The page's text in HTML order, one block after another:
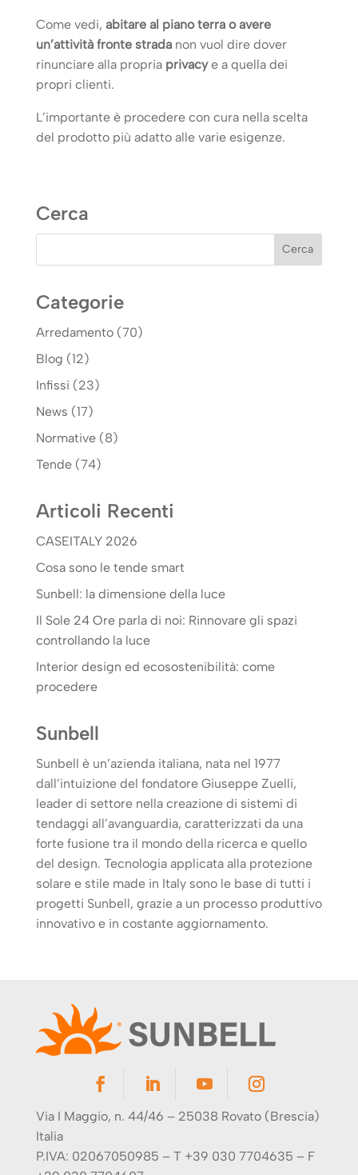
Come vedi, abitare al piano terra o avere
un’attività fronte stradanon vuol dire dover
rinunciare alla propria privacye a quella dei
propri clienti.
L’importante è procedere con cura nella scelta
del prodotto più adatto alle varie esigenze.
Cerca
Categorie
Arredamento(70)
Blog (12)
Infissi (23)
News (17)
Normative(8)
Tende(74)
Articoli Recenti
CASEITALY 2026
Cosa sono le tende smart
Sunbell: la dimensione della luce
Il Sole 24 Ore parla di noi: Rinnovare gli spazi
controllando la luce
Interior design ed ecosostenibilità: come
procedere
Sunbell
Sunbell è un’azienda italiana, nata nel 1977
dall’intuizione del fondatore Giuseppe Zuelli,
leader di settore nella creazione di sistemi di
tendaggi all’avanguardia, caratterizzati da una
forte fusione tra il mondo della ricerca e quello
del design. Tecnologia applicata alla protezione
solare e stile made in Italy sono le base di tutti i
progetti Sunbell, grazie a un processo produttivo
innovativo e in costante aggiornamento.
Via I Maggio, n. 44/46 – 25038 Rovato (Brescia)
Italia
P.IVA: 02067050985 – T +39 030 7704635 – F